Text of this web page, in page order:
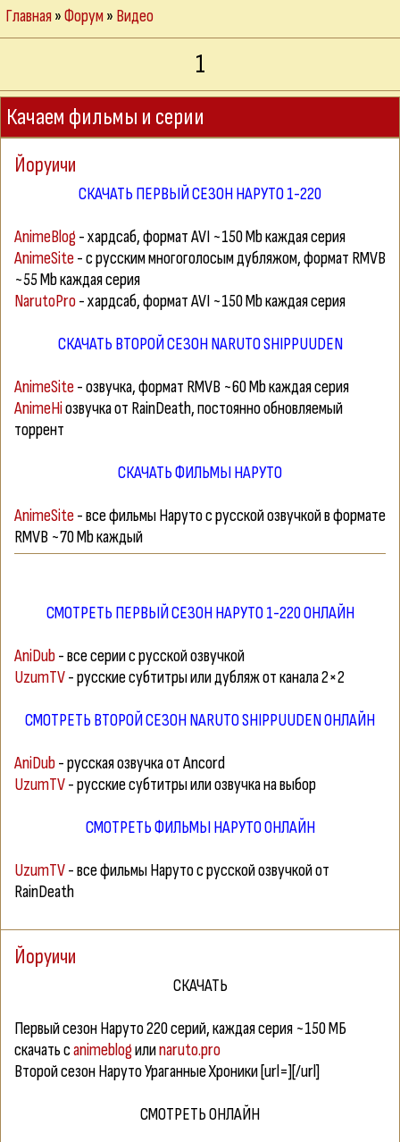
Главная»Форум» Видео
1
Качаем фильмы и серии
Йоруичи
СКАЧАТЬ ПЕРВЫЙ СЕЗОН НАРУТО 1-220
AnimeBlog- хардсаб, формат AVI ~150 Mb каждая серия
AnimeSite- с русским многоголосым дубляжом, формат RMVB
~55 Mb каждая серия
NarutoPro- хардсаб, формат AVI ~150 Mb каждая серия
СКАЧАТЬ ВТОРОЙ СЕЗОН NARUTO SHIPPUUDEN
AnimeSite- озвучка, формат RMVB ~60 Mb каждая серия
AnimeHiозвучка от RainDeath, постоянно обновляемый
торрент
СКАЧАТЬ ФИЛЬМЫ НАРУТО
AnimeSite- все фильмы Наруто с русской озвучкой в формате
RMVB ~70 Mb каждый
СМОТРЕТЬ ПЕРВЫЙ СЕЗОН НАРУТО 1-220 ОНЛАЙН
AniDub- все серии с русской озвучкой
UzumTV- русские субтитры или дубляж от канала 2×2
СМОТРЕТЬ ВТОРОЙ СЕЗОН NARUTO SHIPPUUDEN ОНЛАЙН
AniDub- русская озвучка от Ancord
UzumTV- русские субтитры или озвучка на выбор
СМОТРЕТЬ ФИЛЬМЫ НАРУТО ОНЛАЙН
UzumTV- все фильмы Наруто с русской озвучкой от
RainDeath
Йоруичи
СКАЧАТЬ
Первый сезон Наруто 220 серий, каждая серия ~150 МБ
скачать сanimeblogилиnaruto.pro
Второй сезон Наруто Ураганные Хроники [url=][/url]
СМОТРЕТЬ ОНЛАЙН